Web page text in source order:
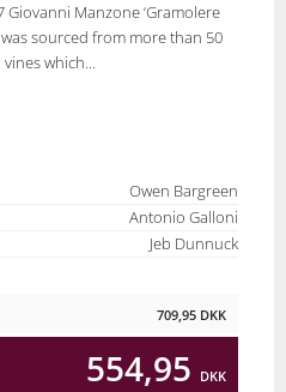
Giovanni Manzone ‘Gramolere
was sourced from more than 50
which...
Owen Bargreen
Antonio Galloni
Jeb Dunnuck
709,95 DKK
554,95 DKK